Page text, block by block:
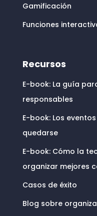
Gamificación
Funciones
Recursos
E-book: La guía
responsables
E-book: Los
quedarse
E-book: Cómo la
organizar mejores
Casos de éxito
Blog sobre